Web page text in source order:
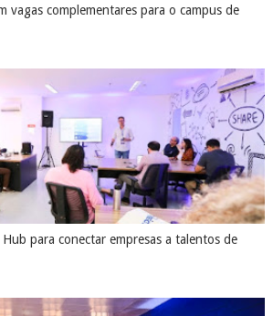
vagas complementares para o campus de
para conectar empresas a talentos de